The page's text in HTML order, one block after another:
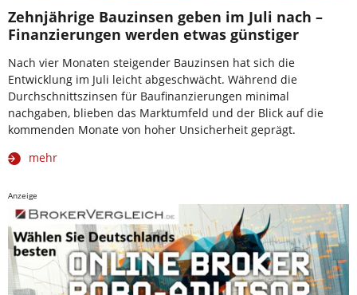
Zehnjährige Bauzinsen geben im Juli nach –
Finanzierungen werden etwas günstiger
Nach vier Monaten steigender Bauzinsen hat sich die
Entwicklung im Juli leicht abgeschwächt. Während die
Durchschnittszinsen für Baufinanzierungen minimal
nachgaben, blieben das Marktumfeld und der Blick auf die
kommenden Monate von hoher Unsicherheit geprägt.
mehr
Anzeige